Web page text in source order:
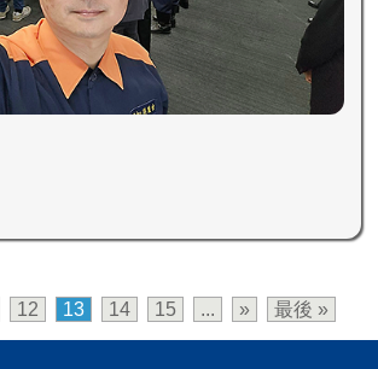
12 13 14 15 ... » 最後 »